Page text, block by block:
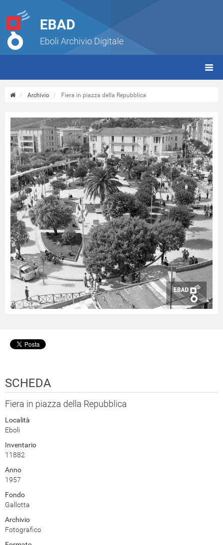
EBAD
Eboli Archivio Digitale
Archivio Fiera in piazza della Repubblica
SCHEDA
Fiera in piazza della Repubblica
Località
Eboli
Inventario
11882
Anno
1957
Fondo
Gallotta
Archivio
Fotografico